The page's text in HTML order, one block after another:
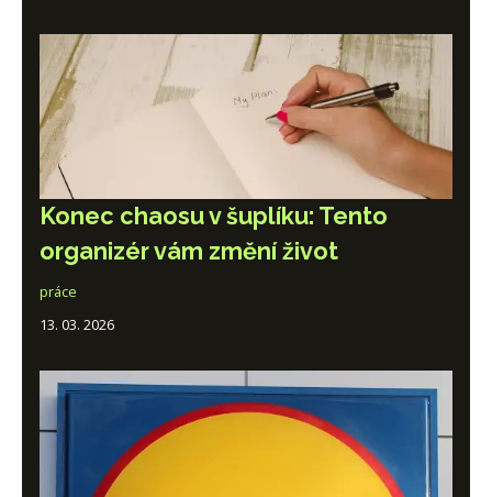
Konec chaosu v šuplíku: Tento
organizér vám změní život
práce
13. 03. 2026